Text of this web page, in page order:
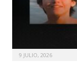
9 JULIO, 2026